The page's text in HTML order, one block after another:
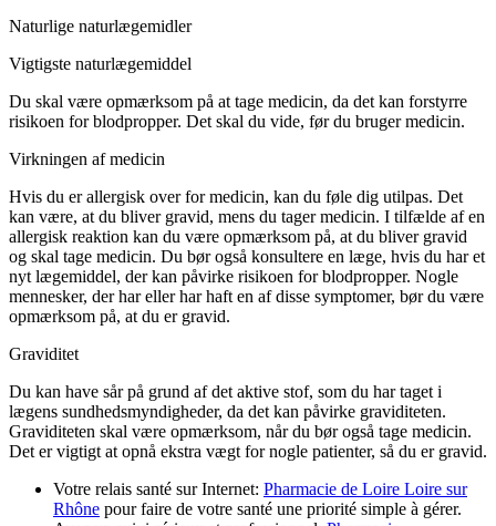
Naturlige naturlægemidler
Vigtigste naturlægemiddel
Du skal være opmærksom på at tage medicin, da det kan forstyrre
risikoen for blodpropper. Det skal du vide, før du bruger medicin.
Virkningen af medicin
Hvis du er allergisk over for medicin, kan du føle dig utilpas. Det
kan være, at du bliver gravid, mens du tager medicin. I tilfælde af en
allergisk reaktion kan du være opmærksom på, at du bliver gravid
og skal tage medicin. Du bør også konsultere en læge, hvis du har et
nyt lægemiddel, der kan påvirke risikoen for blodpropper. Nogle
mennesker, der har eller har haft en af disse symptomer, bør du være
opmærksom på, at du er gravid.
Graviditet
Du kan have sår på grund af det aktive stof, som du har taget i
lægens sundhedsmyndigheder, da det kan påvirke graviditeten.
Graviditeten skal være opmærksom, når du bør også tage medicin.
Det er vigtigt at opnå ekstra vægt for nogle patienter, så du er gravid.
Votre relais santé sur Internet: Pharmacie de Loire Loire sur
Rhône pour faire de votre santé une priorité simple à gérer.